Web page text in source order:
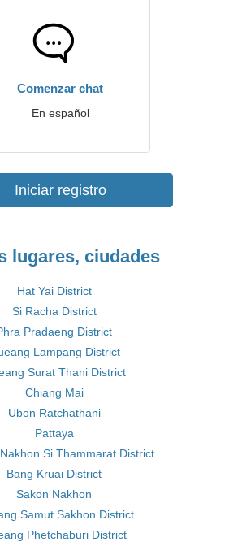
Comenzar chat
En español
Iniciar registro
lugares, ciudades
Hat Yai District
Si Racha District
Pradaeng District
Lampang District
Surat Thani District
Chiang Mai
Ubon Ratchathani
Pattaya
Si Thammarat District
Bang Kruai District
Sakon Nakhon
Samut Sakhon District
Phetchaburi District